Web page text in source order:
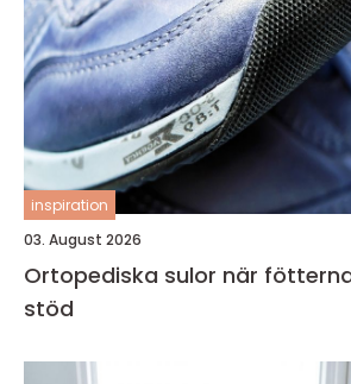
inspiration
03. August 2026
Ortopediska sulor när fötterna behöver mer
stöd